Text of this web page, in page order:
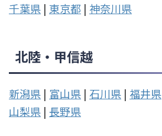
千葉県 | 東京都 | 神奈川県
北陸・甲信越
新潟県 | 富山県 | 石川県 | 福井県
山梨県 | 長野県